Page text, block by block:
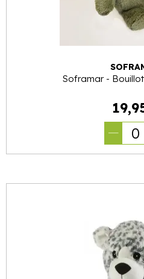
Soframar -
19,
0